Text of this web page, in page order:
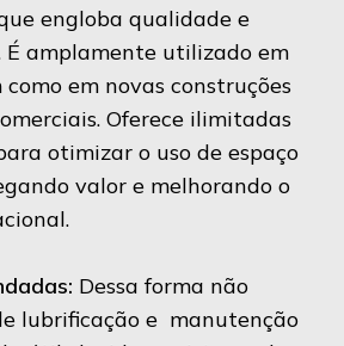
engloba qualidade e
É amplamente utilizado em
como em novas construções
Oferece ilimitadas
otimizar o uso de espaço
valor e melhorando o
Dessa forma não
lubrificação e manutenção